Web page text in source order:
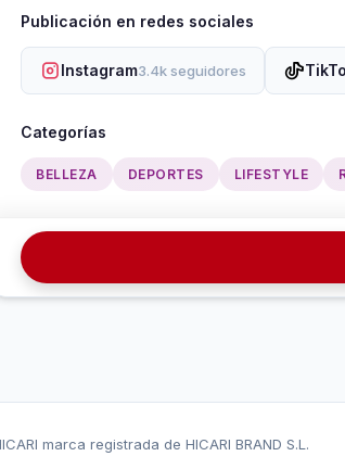
Publicación en redes sociales
Instagram3.4k seguidores
Categorías
BELLEZA DEPORTES LIFESTYLE
marca registrada de HICARI BRAND S.L.